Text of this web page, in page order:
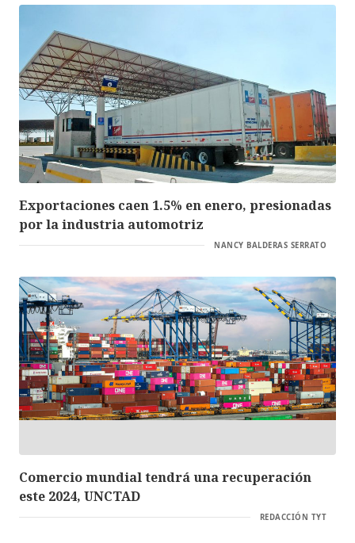
Exportaciones caen 1.5% en enero, presionadas
por la industria automotriz
NANCY BALDERAS SERRATO
Comercio mundial tendrá una recuperación
este 2024, UNCTAD
REDACCIÓN TYT